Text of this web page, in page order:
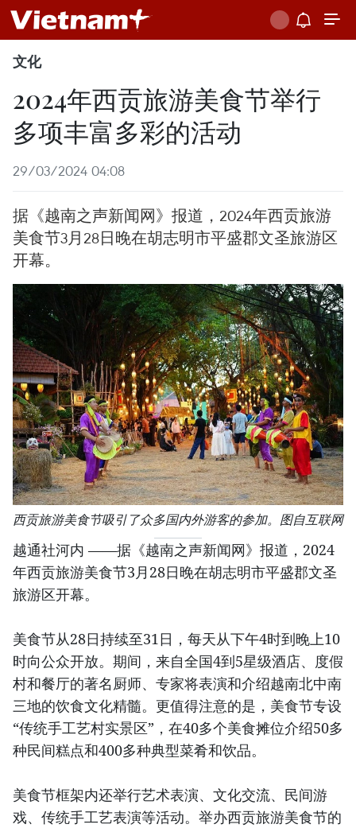
文化
2024年西贡旅游美食节举行
多项丰富多彩的活动
29/03/2024 04:08
据《越南之声新闻网》报道，2024年西贡旅游
美食节3月28日晚在胡志明市平盛郡文圣旅游区
开幕。
西贡旅游美食节吸引了众多国内外游客的参加。图自互联网
越通社河内 ——据《越南之声新闻网》报道，2024
年西贡旅游美食节3月28日晚在胡志明市平盛郡文圣
旅游区开幕。
美食节从28日持续至31日，每天从下午4时到晚上10
时向公众开放。期间，来自全国4到5星级酒店、度假
村和餐厅的著名厨师、专家将表演和介绍越南北中南
三地的饮食文化精髓。更值得注意的是，美食节专设
“传统手工艺村实景区”，在40多个美食摊位介绍50多
种民间糕点和400多种典型菜肴和饮品。
美食节框架内还举行艺术表演、文化交流、民间游
戏、传统手工艺表演等活动。举办西贡旅游美食节的